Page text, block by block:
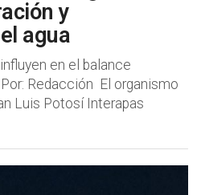
y
agua
en el balance
Redacción El organismo
Luis Potosí Interapas